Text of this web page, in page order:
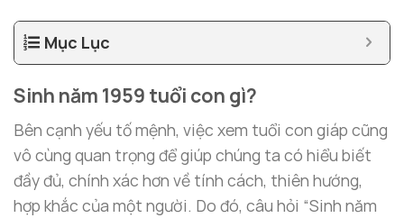
Mục Lục
Sinh năm 1959 tuổi con gì?
Bên cạnh yếu tố mệnh, việc xem tuổi con giáp cũng
vô cùng quan trọng để giúp chúng ta có hiểu biết
đầy đủ, chính xác hơn về tính cách, thiên hướng,
hợp khắc của một người. Do đó, câu hỏi “Sinh năm